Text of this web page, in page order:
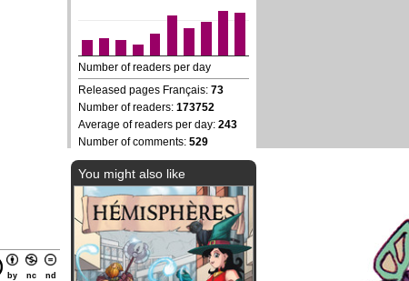
by nc nd
Number of readers per day
Released pages Français: 73
Number of readers: 173752
Average of readers per day: 243
Number of comments: 529
You might also like